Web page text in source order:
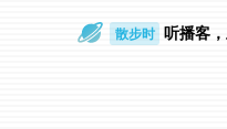
通勤路上 听播客